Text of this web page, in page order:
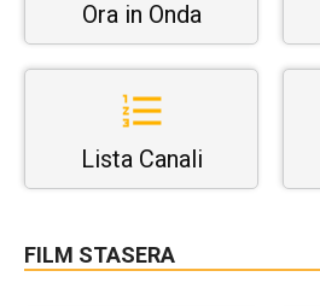
Ora in Onda
Lista Canali
FILM STASERA